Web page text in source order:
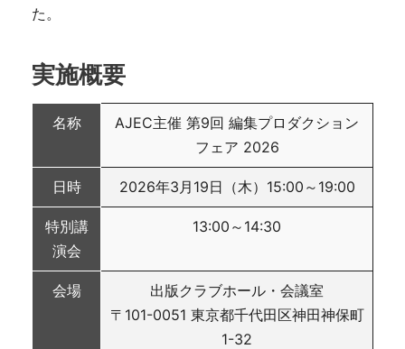
た。
実施概要
名称
AJEC主催 第9回 編集プロダクション
フェア 2026
日時 2026年3月19日（木）15:00～19:00
特別講
演会
13:00～14:30
会場
出版クラブホール・会議室
〒101-0051 東京都千代田区神田神保町
1-32